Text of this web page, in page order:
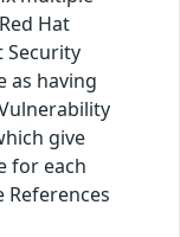
Hat
Security
as having
give
for each
References